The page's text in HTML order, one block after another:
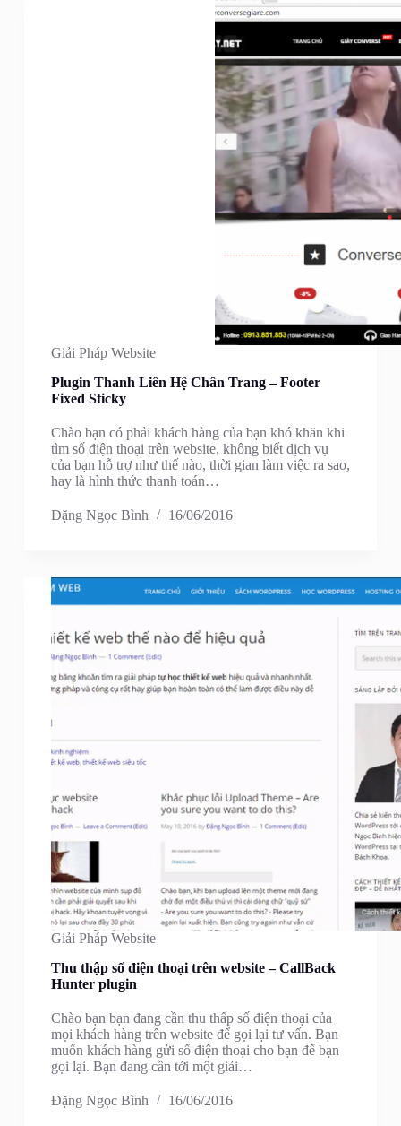
Giải Pháp Website
Plugin Thanh Liên Hệ Chân Trang – Footer
Fixed Sticky
Chào bạn có phải khách hàng của bạn khó khăn khi
tìm số điện thoại trên website, không biết dịch vụ
của bạn hỗ trợ như thế nào, thời gian làm việc ra sao,
hay là hình thức thanh toán…
Đặng Ngọc Bình 16/06/2016
Giải Pháp Website
Thu thập số điện thoại trên website – CallBack
Hunter plugin
Chào bạn bạn đang cần thu thấp số điện thoại của
mọi khách hàng trên website để gọi lại tư vấn. Bạn
muốn khách hàng gửi số điện thoại cho bạn để bạn
gọi lại. Bạn đang cần tới một giải…
Đặng Ngọc Bình 16/06/2016